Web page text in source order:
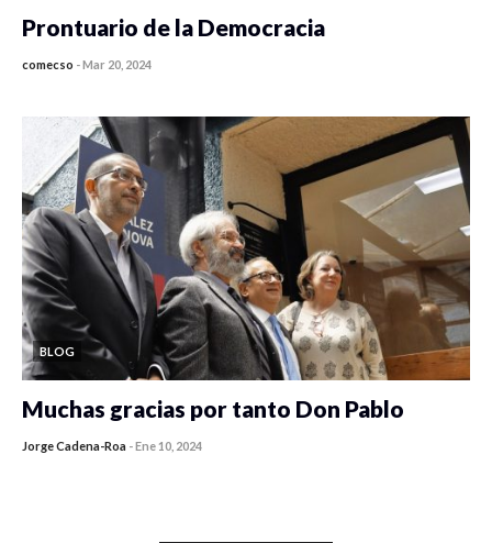
Prontuario de la Democracia
comecso -Mar 20, 2024
BLOG
Muchas gracias por tanto Don Pablo
Jorge Cadena-Roa -Ene 10, 2024